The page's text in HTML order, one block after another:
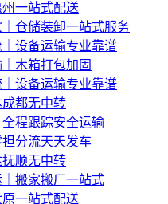
一站式配送
仓储装卸一站式服务
设备运输专业靠谱
木箱打包加固
设备运输专业靠谱
都无中转
程跟踪安全运输
分流天天发车
顺无中转
搬家搬厂一站式
一站式配送